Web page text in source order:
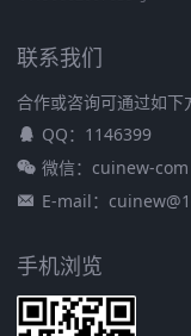
联系我们
合作或咨询可通过如下
QQ：1146399
微信：cuinew-com
E-mail：
手机浏览